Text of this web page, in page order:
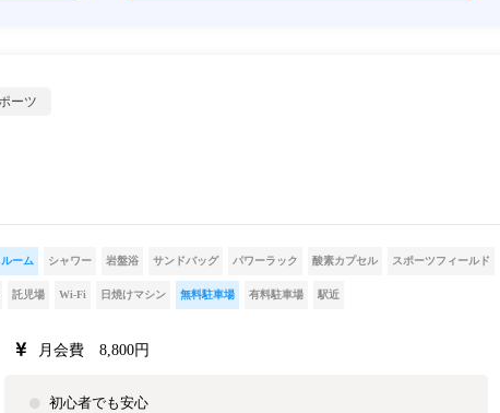
ーツ
ーム シャワー 岩盤浴 サンドバッグ パワーラック 酸素カプセル スポーツフィールド
託児場 Wi-Fi 日焼けマシン 無料駐車場 有料駐車場 駅近
月会費 8,800円
初心者でも安心